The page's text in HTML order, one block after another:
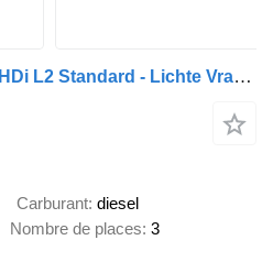
Peugeot Expert 2.0 BlueHDi L2 Standard - Lichte Vracht
Carburant diesel
Nombre de places 3